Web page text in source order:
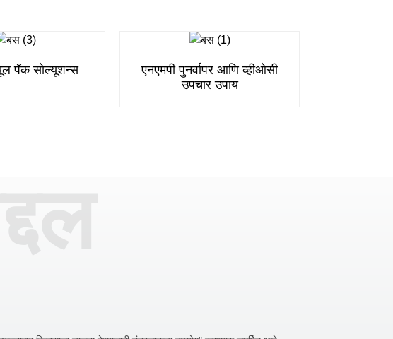
पॅक सोल्यूशन्स
एनएमपी पुनर्वापर आणि व्हीओसी
उपचार उपाय